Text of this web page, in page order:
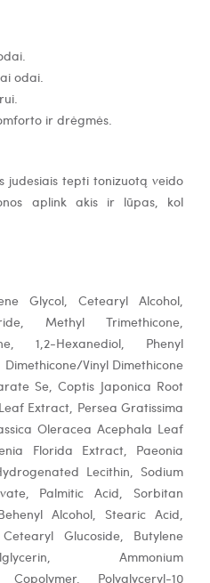
odai.
ir drėgmės.
judesiais tepti tonizuotą veido
aplink akis ir lūpas, kol
Glycol, Cetearyl Alcohol,
Methyl Trimethicone,
1,2-Hexanediol, Phenyl
Vinyl Dimethicone
Se, Coptis Japonica Root
Extract, Persea Gratissima
Oleracea Acephala Leaf
Florida Extract, Paeonia
Lecithin, Sodium
Palmitic Acid, Sorbitan
Alcohol, Stearic Acid,
Glucoside, Butylene
Ammonium
Copolymer, Polyglyceryl-10